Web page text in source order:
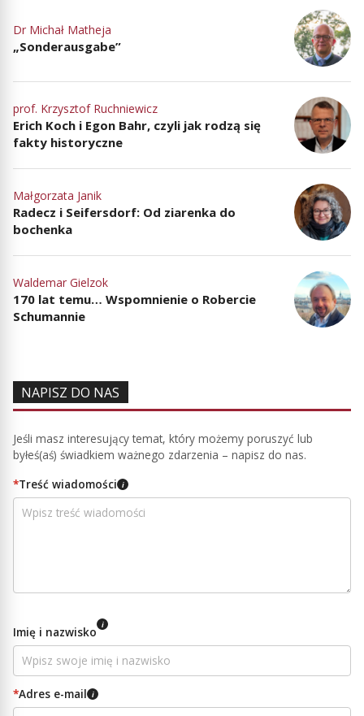
Dr Michał Matheja
„Sonderausgabe”
prof. Krzysztof Ruchniewicz
Erich Koch i Egon Bahr, czyli jak rodzą się
fakty historyczne
Małgorzata Janik
Radecz i Seifersdorf: Od ziarenka do
bochenka
Waldemar Gielzok
170 lat temu… Wspomnienie o Robercie
Schumannie
NAPISZ DO NAS
Jeśli masz interesujący temat, który możemy poruszyć lub
byłeś(aś) świadkiem ważnego zdarzenia – napisz do nas.
*Treść wiadomości i
Imię i nazwisko i
*Adres e-mail i